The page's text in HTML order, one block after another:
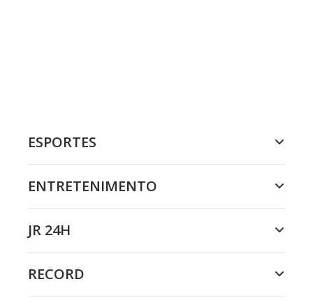
ESPORTES
ENTRETENIMENTO
JR 24H
RECORD